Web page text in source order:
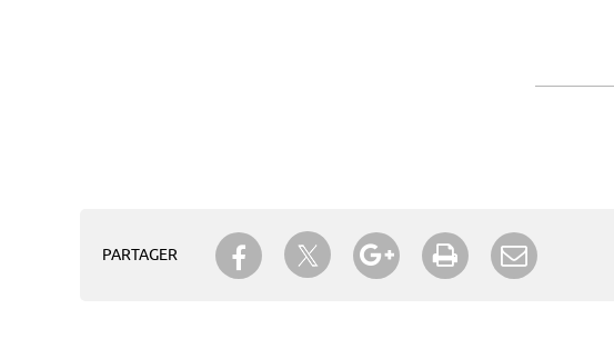
PARTAGER
Partager sur Facebook
Partager sur TwitterPartager sur Google+
Imprimer